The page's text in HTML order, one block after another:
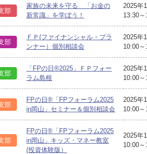
部
家族の未来を守る 「お金の
新常識」を学ぼう！
2025年
13:30
部
ＦＰ(ファイナンシャル・プラ
ンナー）個別相談会
2025年
10:00
部
「FPの日®2025」ＦＰフォー
ラム島根
2025年
10:00
部
FPの日®「FPフォーラム2025
in岡山」セミナー＆個別相談会
2025年
10:00
部
FPの日®「FPフォーラム2025
in岡山」キッズ・マネー教室
(投資体験版）
2025年
10:00